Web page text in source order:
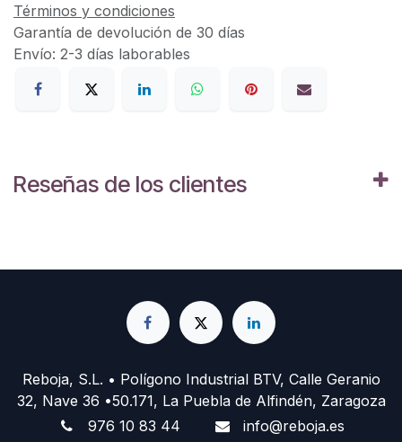
Términos y condiciones
Garantía de devolución de 30 días
Envío: 2-3 días laborables
Reseñas de los clientes
Reboja, S.L. • Polígono Industrial BTV, Calle Geranio
32, Nave 36 •50.171, La Puebla de Alfindén, Zaragoza
976 10 83 44
info@reboja.es